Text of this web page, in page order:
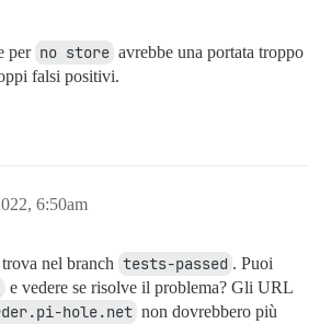
per no store avrebbe una portata troppo
falsi positivi.
6:50am
nel branch tests-passed . Puoi
e vedere se risolve il problema? Gli URL
hole.net non dovrebbero più